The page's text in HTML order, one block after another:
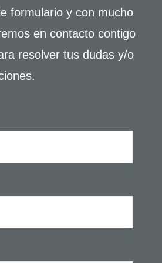
formulario y con mucho
en contacto contigo
resolver tus dudas y/o